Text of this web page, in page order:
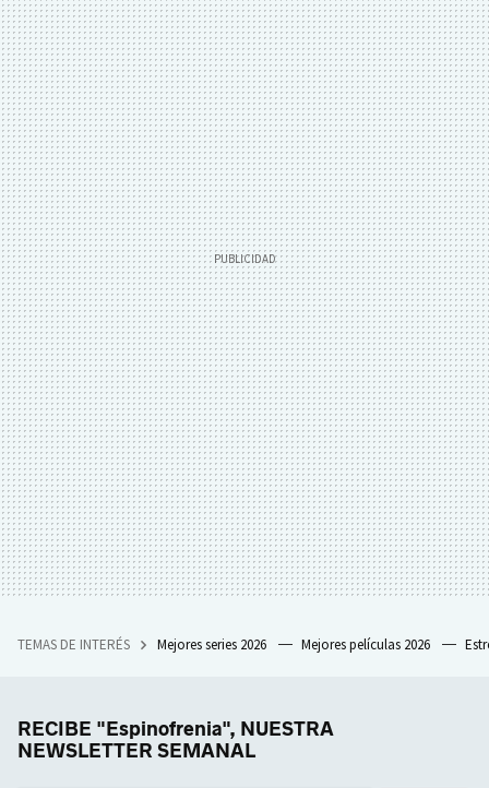
TEMAS DE INTERÉS Mejores series 2026 Mejores películas 2026
RECIBE "Espinofrenia", NUESTRA
NEWSLETTER SEMANAL